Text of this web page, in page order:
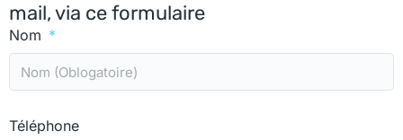
mail, via ce formulaire
Nom
Téléphone